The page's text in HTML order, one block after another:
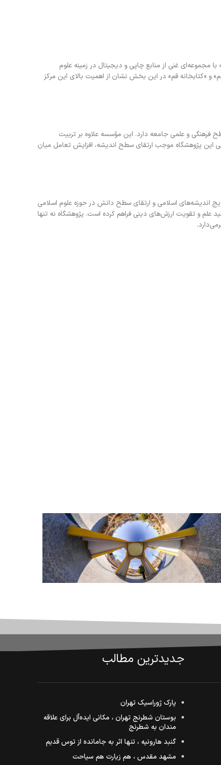
مجموعه‌ای غنی از منابع چاپی و دیجیتال در زمینه علوم
و «کتابخانه قم» در این بخش نشان از اهمیت بالای این مرکز
فرهنگی و علمی جامعه دارد. این مؤسسه علاوه بر تربیت
پژوهشگاه موجب ارتقای سطح اندیشه، افزایش تعامل میان
اندیشه‌های اسلامی و ارتقای سطح دانش در حوزه علوم اسلامی
علم و تقویت ارزش‌های دینی فراهم کرده است. پژوهشگاه نه تنها
جنوبی
جدیدترین مطالب
پارک ژوراسیک تهران
بوستان شطرنج تهران ، مکانی ایده‌آل برای علاقه
مندان به شطرنج
گنبد هارونیه ، تنها اثر به جامانده از توس قدیم
مشهد مقدس ، هم زیارت هم سیاحت